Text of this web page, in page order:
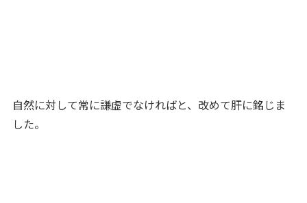
自然に対して常に謙虚でなければと、改めて肝に銘じま
した。